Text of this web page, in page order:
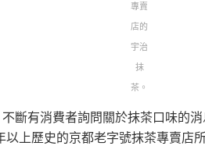
專賣
店的
宇治
抹
茶。
斷有消費者詢問關於抹茶口味的
上歷史的京都老字號抹茶專賣店